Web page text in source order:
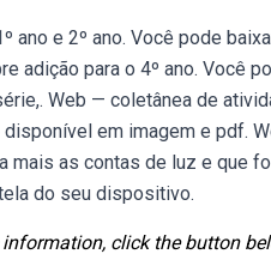
ano e 2º ano. Você pode
adição para o 4º ano. Você
Web — coletânea de
em imagem e pdf.
mais as contas de luz e que
do seu dispositivo.
information, click the button